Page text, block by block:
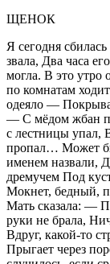
ЩЕНОК
Я сегодня
звала, Два часа
могла. В это утро
по комнатам
одеяло —
— С мёдом жбан
с лестницы упал,
пропал… Может
именем назвали,
дремучем Под
Мокнет, бедный,
Мать сказала: —
руки не брала,
Вдруг, какой-то
Прыгает через